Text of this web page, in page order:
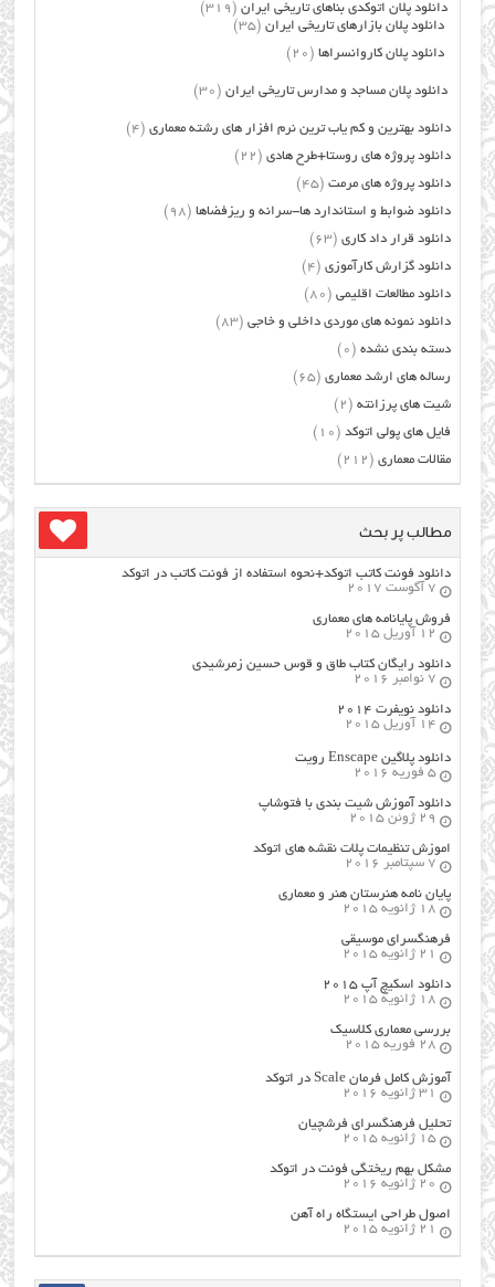
دانلود پلان اتوکدی بناهای تاریخی ایران (319)
دانلود پلان بازارهای تاریخی ایران (35)
دانلود پلان کاروانسراها (20)
دانلود پلان مساجد و مدارس تاریخی ایران (30)
دانلود بهترین و کم یاب ترین نرم افزار های رشته معماری (4)
دانلود پروژه های روستا+طرح هادی (22)
دانلود پروژه های مرمت (45)
دانلود ضوابط و استاندارد ها-سرانه و ریزفضاها (98)
دانلود قرار داد کاری (63)
دانلود گزارش کارآموزی (4)
دانلود مطالعات اقلیمی (80)
دانلود نمونه های موردی داخلی و خاجی (83)
دسته بندی نشده (0)
رساله های ارشد معماری (65)
شیت های پرزانته (2)
فایل های پولی اتوکد (10)
مقالات معماری (212)
مطالب پر بحث
دانلود فونت کاتب اتوکد+نحوه استفاده از فونت کاتب در اتوکد
7 آگوست 2017
فروش پایانامه های معماری
12 آوریل 2015
دانلود رایگان کتاب طاق و قوس حسین زمرشیدی
7 نوامبر 2016
دانلود نویفرت ۲۰۱۴
14 آوریل 2015
دانلود پلاگین Enscape رویت
5 فوریه 2016
دانلود آموزش شیت بندی با فتوشاپ
29 ژوئن 2015
اموزش تنظیمات پلات نقشه های اتوکد
7 سپتامبر 2016
پایان نامه هنرستان هنر و معماري
18 ژانویه 2015
فرهنگسراي موسيقي
21 ژانویه 2015
دانلود اسکیچ آپ ۲۰۱۵
18 ژانویه 2015
بررسی معماری کلاسیک
28 فوریه 2015
آموزش کامل فرمان Scale در اتوکد
31 ژانویه 2016
تحلیل فرهنگسرای فرشچیان
15 ژانویه 2015
مشکل بهم ریختگی فونت در اتوکد
20 ژانویه 2016
اصول طراحي ایستگاه راه آهن
21 ژانویه 2015